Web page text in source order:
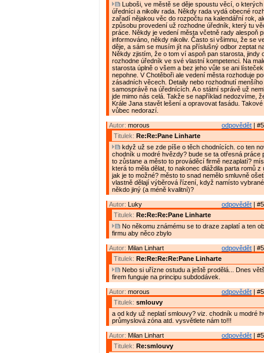
Luboši, ve městě se děje spoustu věcí, o
úředníci a nikoliv rada. Někdy rada vydá obecné
zařadí nějakou věc do rozpočtu na kalendářní rok,
způsobu provedení už rozhodne úředník, který tu
práce. Někdy je vedení města včetně rady alespoň
informováno, někdy nikoliv. Často si všimnu, že se
děje, a sám se musím jít na příslušný odbor zeptat
Někdy zjistím, že o tom ví aspoň pan starosta, jindy
rozhodne úředník ve své vlastní kompetenci. Na
starosta úplně o všem a bez jeho vůle se ani
nepohne. V Chotěboři ale vedení města rozhoduje
zásadních věcech. Detaily nebo rozhodnutí
samosprávě na úřednících. A o státní správě už
jde mimo nás celá. Takže se například nedozvíme,
Krále Jana stavět lešení a opravovat fasádu.
vůbec nedorazí.
odpovědět |
Autor: morous
Titulek: Re:Re:Pane Linharte
když už se zde píše o těch chodnících. co ten
chodník u modré hvězdy? bude se ta otřesná práce
to zůstane a město to prováděcí firmě nezaplatí?
která to měla dělat, to nakonec dláždila parta romů z
jak je to možné? město to snad nemělo smluvně
vlastně dělají výběrová řízení, když namísto
někdo jiný (a méně kvalitní)?
odpovědět |
Autor: Luky
Titulek: Re:Re:Re:Pane Linharte
No někomu známému se to draze zaplatí a ten
firmu aby něco zbylo
odpovědět |
Autor: Milan Linhart
Titulek: Re:Re:Re:Re:Pane Linharte
Nebo si uřízne ostudu a ještě prodělá... Dnes
firem funguje na principu subdodávek.
odpovědět |
Autor: morous
Titulek: smlouvy
a od kdy už neplatí smlouvy? viz. chodník u modré
průmyslová zóna atd. vysvětlete nám to!!!
odpovědět |
Autor: Milan Linhart
Titulek: Re:smlouvy